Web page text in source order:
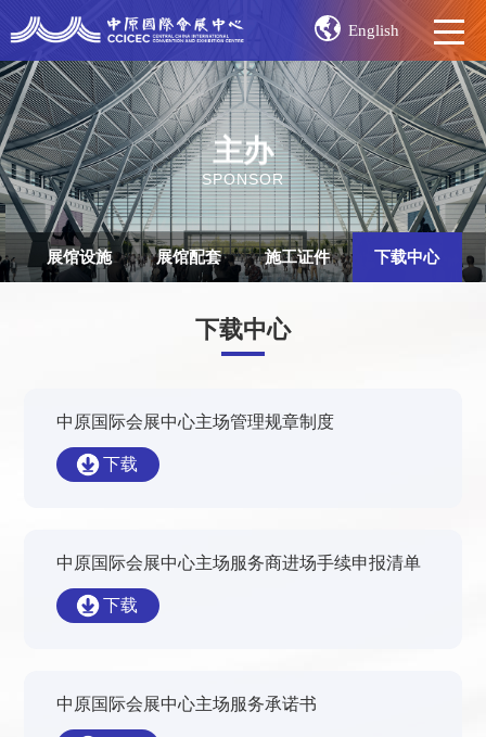
English
主办
SPONSOR
展馆设施 展馆配套 施工证件 下载中心
下载中心
中原国际会展中心主场管理规章制度
下载
中原国际会展中心主场服务商进场手续申报清单
下载
中原国际会展中心主场服务承诺书